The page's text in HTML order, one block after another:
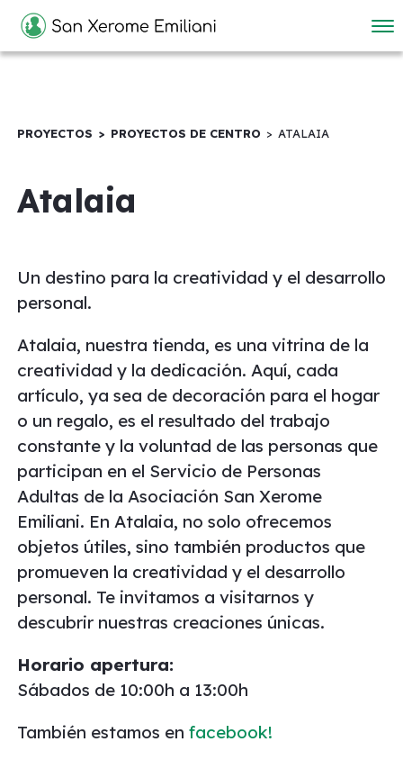
PROYECTOS PROYECTOS DE CENTRO ATALAIA
Atalaia
Un destino para la creatividad y el desarrollo
personal.
Atalaia, nuestra tienda, es una vitrina de la
creatividad y la dedicación. Aquí, cada
artículo, ya sea de decoración para el hogar
o un regalo, es el resultado del trabajo
constante y la voluntad de las personas que
participan en el Servicio de Personas
Adultas de la Asociación San Xerome
Emiliani. En Atalaia, no solo ofrecemos
objetos útiles, sino también productos que
promueven la creatividad y el desarrollo
personal. Te invitamos a visitarnos y
descubrir nuestras creaciones únicas.
Horario apertura:
Sábados de 10:00h a 13:00h
También estamos en facebook!